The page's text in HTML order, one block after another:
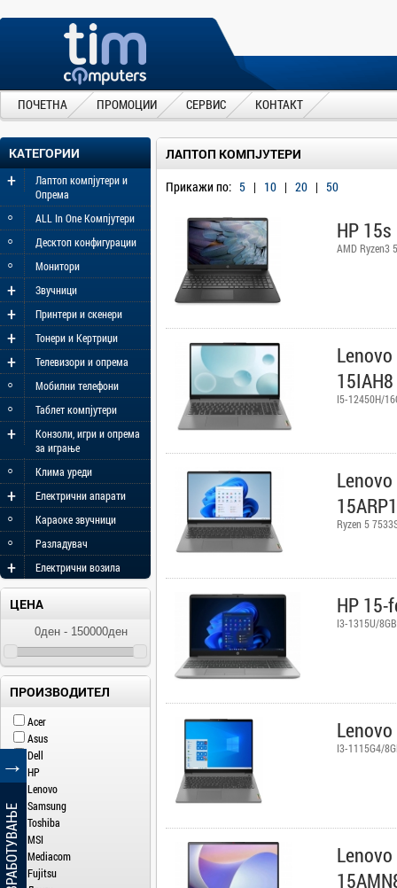
ПОЧЕТНА ПРОМОЦИИ СЕРВИС КОНТАКТ
КАТЕГОРИИ
Лаптоп компјутери и
Опрема
+
ALL In One Компјутери
◦
Десктоп конфигурации
◦
Монитори
◦
Звучници
+
Принтери и скенери
+
Тонери и Кертриџи
+
Телевизори и опрема
+
Мобилни телефони
◦
Таблет компјутери
◦
Конзоли, игри и опрема
за играње
+
Клима уреди
◦
Електрични апарати
+
Караоке звучници
◦
Разладувач
◦
Електрични возила
+
ЦЕНА
ПРОИЗВОДИТЕЛ
Acer
Asus
Dell
HP
Lenovo
Samsung
Toshiba
MSI
Mediacom
Fujitsu
ЛАПТОП КОМПЈУТЕРИ
Прикажи по: 5 | 10 | 20 | 50
HP 15s
AMD Ryzen3
15IAH8
I5-12450H/
Ryzen 5
HP 15-
I3-1315U/
I3-1115G4/
→